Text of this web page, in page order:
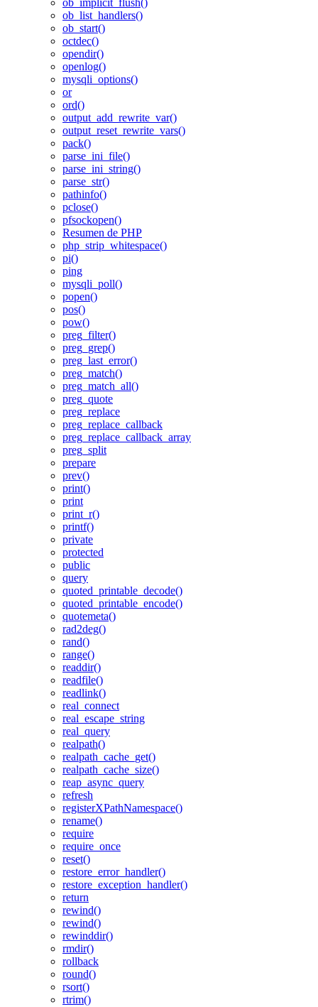
ob_implicit_flush()
ob_list_handlers()
ob_start()
octdec()
opendir()
openlog()
mysqli_options()
or
ord()
output_add_rewrite_var()
output_reset_rewrite_vars()
pack()
parse_ini_file()
parse_ini_string()
parse_str()
pathinfo()
pclose()
pfsockopen()
Resumen de PHP
php_strip_whitespace()
pi()
ping
mysqli_poll()
popen()
pos()
pow()
preg_filter()
preg_grep()
preg_last_error()
preg_match()
preg_match_all()
preg_quote
preg_replace
preg_replace_callback
preg_replace_callback_array
preg_split
prepare
prev()
print()
print
print_r()
printf()
private
protected
public
query
quoted_printable_decode()
quoted_printable_encode()
quotemeta()
rad2deg()
rand()
range()
readdir()
readfile()
readlink()
real_connect
real_escape_string
real_query
realpath()
realpath_cache_get()
realpath_cache_size()
reap_async_query
refresh
registerXPathNamespace()
rename()
require
require_once
reset()
restore_error_handler()
restore_exception_handler()
return
rewind()
rewind()
rewinddir()
rmdir()
rollback
round()
rsort()
rtrim()